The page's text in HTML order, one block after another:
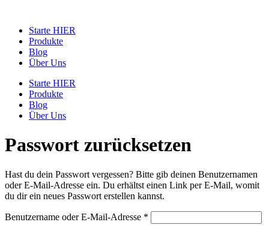
springenStarte HIER
Produkte
Blog
Über Uns
Starte HIER
Produkte
Blog
Über Uns
Passwort zurücksetzen
Hast du dein Passwort vergessen? Bitte gib deinen Benutzernamen
oder E-Mail-Adresse ein. Du erhältst einen Link per E-Mail, womit
du dir ein neues Passwort erstellen kannst.
Benutzername oder E-Mail-Adresse *